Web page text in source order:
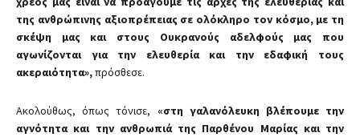
της ανθρώπινης αξιοπρέπειας σε ολόκληρο τον κόσμο, με τη
σκέψη μας και στους Ουκρανούς αδελφούς μας που
αγωνίζονται για την ελευθερία και την εδαφική τους
ακεραιότητα»,πρόσθεσε.
Ακολούθως, όπως τόνισε, «στη γαλανόλευκη βλέπουμε την
αγνότητα και την ανθρωπιά της Παρθένου Μαρίας και την